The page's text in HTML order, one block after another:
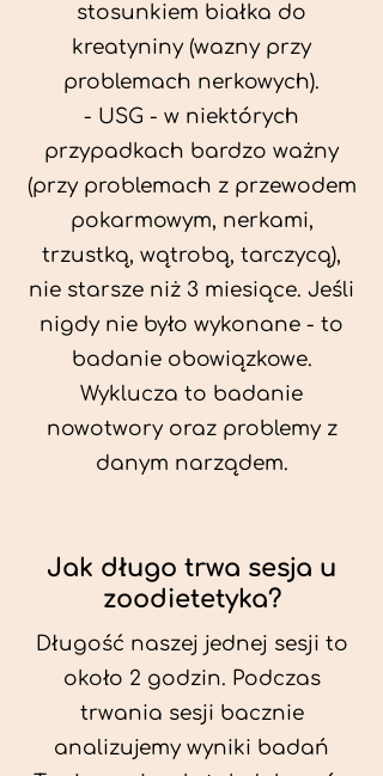
stosunkiem białka do
kreatyniny (wazny przy
problemach nerkowych).
- USG - w niektórych
przypadkach bardzo ważny
(przy problemach z przewodem
pokarmowym, nerkami,
trzustką, wątrobą, tarczycą),
nie starsze niż 3 miesiące. Jeśli
nigdy nie było wykonane - to
badanie obowiązkowe.
Wyklucza to badanie
nowotwory oraz problemy z
danym narządem.
Jak długo trwa sesja u
zoodietetyka?
Długość naszej jednej sesji to
około 2 godzin. Podczas
trwania sesji bacznie
analizujemy wyniki badań